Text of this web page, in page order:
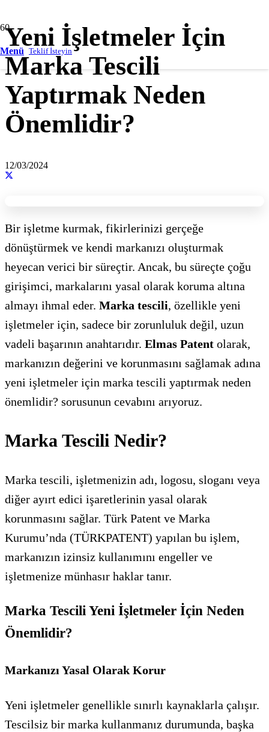
Menü Teklif İsteyin
Yeni İşletmeler İçin
Marka Tescili
Yaptırmak Neden
Önemlidir?
12/03/2024
Bir işletme kurmak, fikirlerinizi gerçeğe
dönüştürmek ve kendi markanızı oluşturmak
heyecan verici bir süreçtir. Ancak, bu süreçte çoğu
girişimci, markalarını yasal olarak koruma altına
almayı ihmal eder. Marka tescili, özellikle yeni
işletmeler için, sadece bir zorunluluk değil, uzun
vadeli başarının anahtarıdır. Elmas Patent olarak,
markanızın değerini ve korunmasını sağlamak adına
yeni işletmeler için marka tescili yaptırmak neden
önemlidir? sorusunun cevabını arıyoruz.
Marka Tescili Nedir?
Marka tescili, işletmenizin adı, logosu, sloganı veya
diğer ayırt edici işaretlerinin yasal olarak
korunmasını sağlar. Türk Patent ve Marka
Kurumu’nda (TÜRKPATENT) yapılan bu işlem,
markanızın izinsiz kullanımını engeller ve
işletmenize münhasır haklar tanır.
Marka Tescili Yeni İşletmeler İçin Neden
Önemlidir?
Markanızı Yasal Olarak Korur
Yeni işletmeler genellikle sınırlı kaynaklarla çalışır.
Tescilsiz bir marka kullanmanız durumunda, başka